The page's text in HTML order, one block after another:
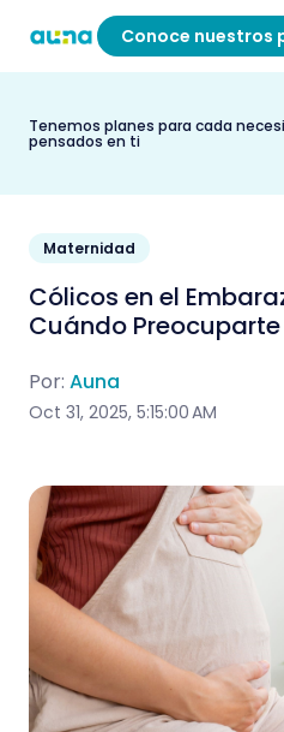
Conoce nuestros
Tenemos planes para cada
pensados en ti
Maternidad
Cólicos en el
Cuándo
Por: Auna
Oct 31, 2025, 5:15:00 AM